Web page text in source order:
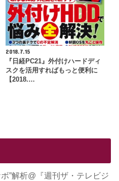
2018.7.15
『日経PC21』外付けハードディ
スクを活用すればもっと便利に
【2018.…
”解析@『週刊ザ・テレビジ